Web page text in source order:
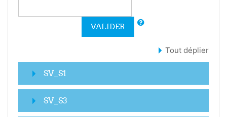
VALIDER
Tout déplier
SV_S1
SV_S3